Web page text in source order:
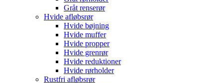
Gråt renserør
Hvide afløbsrør
Hvide bøjning
Hvide muffer
Hvide propper
Hvide grenrør
Hvide reduktioner
Hvide rørholder
Rustfri afløbsrør